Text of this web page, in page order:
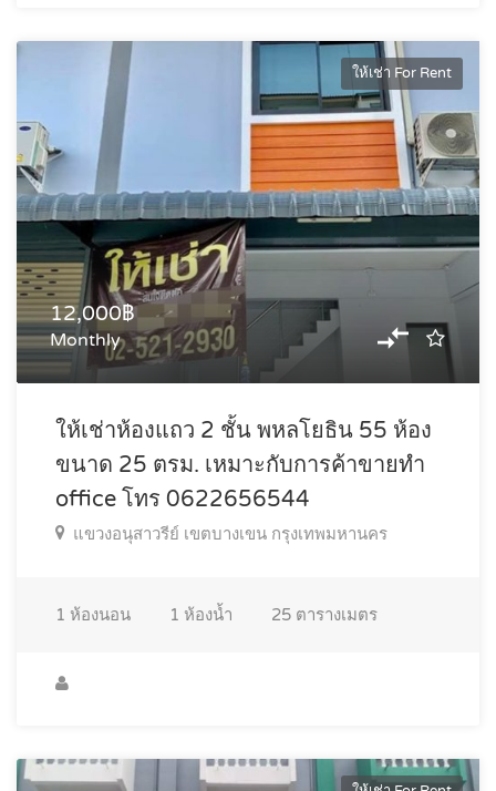
ให้เช่า For Rent
12,000฿
Monthly
ให้เช่าห้องแถว 2 ชั้น พหลโยธิน 55 ห้อง
ขนาด 25 ตรม. เหมาะกับการค้าขายทำ
office โทร 0622656544
แขวงอนุสาวรีย์ เขตบางเขน กรุงเทพมหานคร
1 ห้องนอน 1 ห้องน้ำ 25 ตารางเมตร